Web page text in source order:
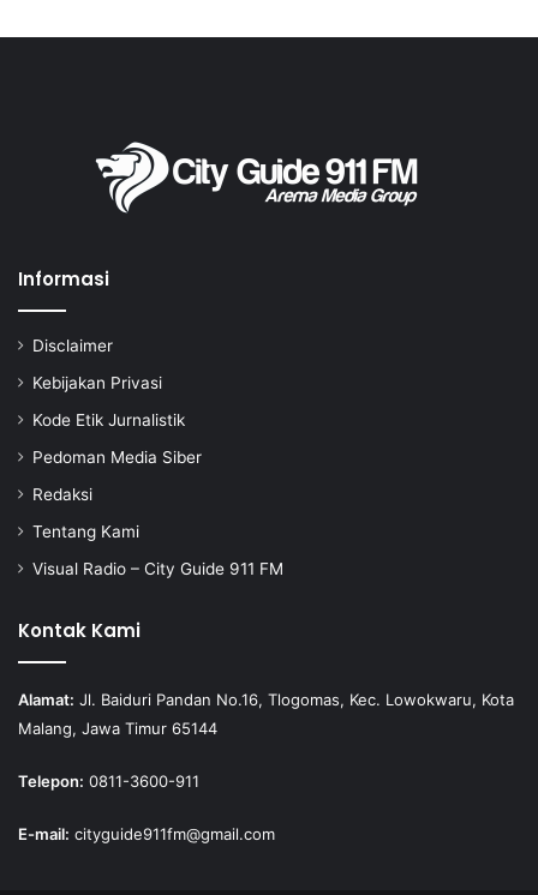
Informasi
Disclaimer
Kebijakan Privasi
Kode Etik Jurnalistik
Pedoman Media Siber
Redaksi
Tentang Kami
Visual Radio – City Guide 911 FM
Kontak Kami
Alamat: Jl. Baiduri Pandan No.16, Tlogomas, Kec. Lowokwaru, Kota
Malang, Jawa Timur 65144
Telepon: 0811-3600-911
E-mail: cityguide911fm@gmail.com